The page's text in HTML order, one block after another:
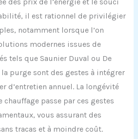
il est rationnel de privilégier
notamment lorsque l’on
modernes issues de
tels que Saunier Duval ou De
purge sont des gestes à intégrer
d’entretien annuel. La longévité
chauffage passe par ces gestes
vous assurant des
tracas et à moindre coût.